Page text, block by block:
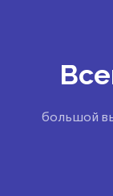
большой